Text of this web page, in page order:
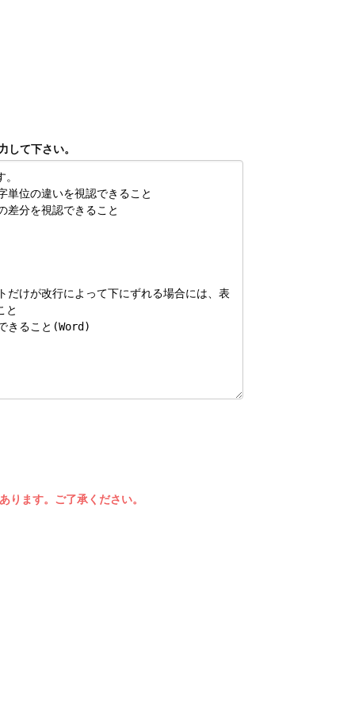
して下さい。
ります。ご了承ください。